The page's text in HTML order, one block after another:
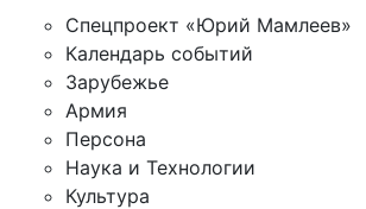
Спецпроект «Юрий Мамлеев»
Календарь событий
Зарубежье
Армия
Персона
Наука и Технологии
Культура